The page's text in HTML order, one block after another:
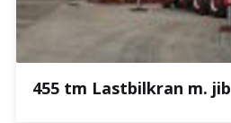
455 tm Lastbilkran m. jib